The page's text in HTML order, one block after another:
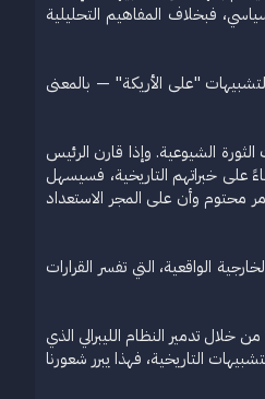
فبخلاف المفاهيم التحليلية
"على الأريكة" — بالمعنى
الشيوعية. وإذا قارن الرئيس
هذا التفسير بناءً على خبراتهم التاريخية، فسيسهل
محتوم وأن على المجر الاستعداد
الواقعية، التي تفسر القرارات
خلال تدمير النظام الليبرالي الذي
التاريخية، فهذا يبرر شعورنا